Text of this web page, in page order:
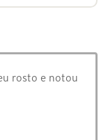
rosto e notou